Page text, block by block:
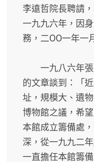
李遠哲院長聘請
一九九六年，因
務，二ΟΟ一年一
一九八六年張
的文章談到：「
址，規模大、遺
博物館之議，希
本館成立籌備處
深，從一九九二
一直擔任本館籌